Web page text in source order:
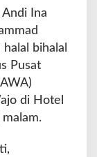
Ina
bihalal
Pusat
di Hotel